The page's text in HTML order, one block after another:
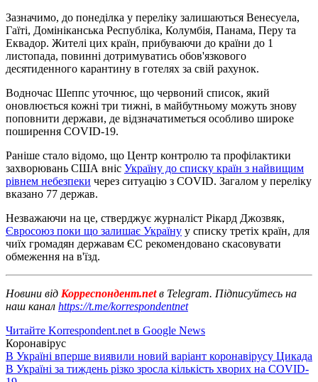
Зазначимо, до понеділка у переліку залишаються Венесуела,
Гаїті, Домініканська Республіка, Колумбія, Панама, Перу та
Еквадор. Жителі цих країн, прибуваючи до країни до 1
листопада, повинні дотримуватись обов'язкового
десятиденного карантину в готелях за свій рахунок.
Водночас Шеппс уточнює, що червоний список, який
оновлюється кожні три тижні, в майбутньому можуть знову
поповнити держави, де відзначатиметься особливо широке
поширення COVID-19.
Раніше стало відомо, що Центр контролю та профілактики
захворювань США вніс Україну до списку країн з найвищим
рівнем небезпеки через ситуацію з COVID. Загалом у переліку
вказано 77 держав.
Незважаючи на це, стверджує журналіст Рікард Джозвяк,
Євросоюз поки що залишає Україну у списку третіх країн, для
чиїх громадян державам ЄС рекомендовано скасовувати
обмеження на в'їзд.
Новини від Корреспондент.netв Telegram. Підписуйтесь на
наш канал https://t.me/korrespondentnet
Читайте Korrespondent.net в Google News
Коронавірус
В Україні вперше виявили новий варіант коронавірусу Цикада
В Україні за тиждень різко зросла кількість хворих на COVID-